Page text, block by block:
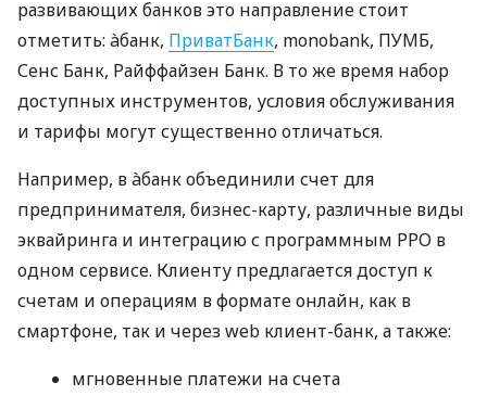
развивающих банков это направление стоит
отметить: àбанк, ПриватБанк, monobank, ПУМБ,
Сенс Банк, Райффайзен Банк. В то же время набор
доступных инструментов, условия обслуживания
и тарифы могут существенно отличаться.
Например, в àбанк объединили счет для
предпринимателя, бизнес-карту, различные виды
эквайринга и интеграцию с программным РРО в
одном сервисе. Клиенту предлагается доступ к
счетам и операциям в формате онлайн, как в
смартфоне, так и через web клиент-банк, а также:
мгновенные платежи на счета